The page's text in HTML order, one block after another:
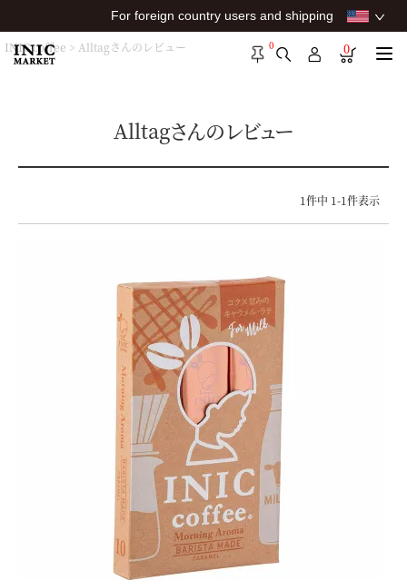
For foreign country users and shipping
0 0
INIC coffee Alltagさんのレビュー
Alltagさんのレビュー
1件中 1-1件表示